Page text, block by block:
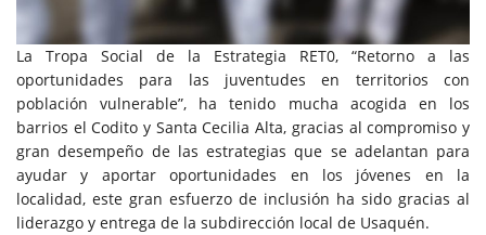
La Tropa Social de la Estrategia RET0, “Retorno a las
oportunidades para las juventudes en territorios con
población vulnerable”, ha tenido mucha acogida en los
barrios el Codito y Santa Cecilia Alta, gracias al compromiso y
gran desempeño de las estrategias que se adelantan para
ayudar y aportar oportunidades en los jóvenes en la
localidad, este gran esfuerzo de inclusión ha sido gracias al
liderazgo y entrega de la subdirección local de Usaquén.